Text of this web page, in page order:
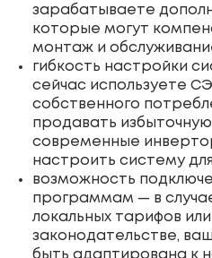
зарабатываете
которые могут
монтаж и
гибкость настройки
сейчас используете
собственного
продавать
современные
настроить систему
возможность
программам — в
локальных тарифов
законодательстве,
быть адаптирована к